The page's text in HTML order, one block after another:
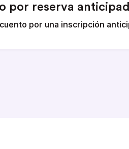
por reserva
por una inscripción